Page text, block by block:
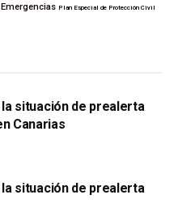
Plan Especial de Protección Civil
situación de prealerta
Canarias
situación de prealerta